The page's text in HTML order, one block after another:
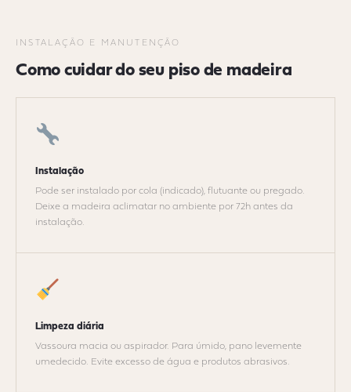
INSTALAÇÃO E MANUTENÇÃO
Como cuidar do seu piso de madeira
Instalação
Pode ser instalado por cola (indicado), flutuante ou pregado.
Deixe a madeira aclimatar no ambiente por 72h antes da
instalação.
Limpeza diária
Vassoura macia ou aspirador. Para úmido, pano levemente
umedecido. Evite excesso de água e produtos abrasivos.